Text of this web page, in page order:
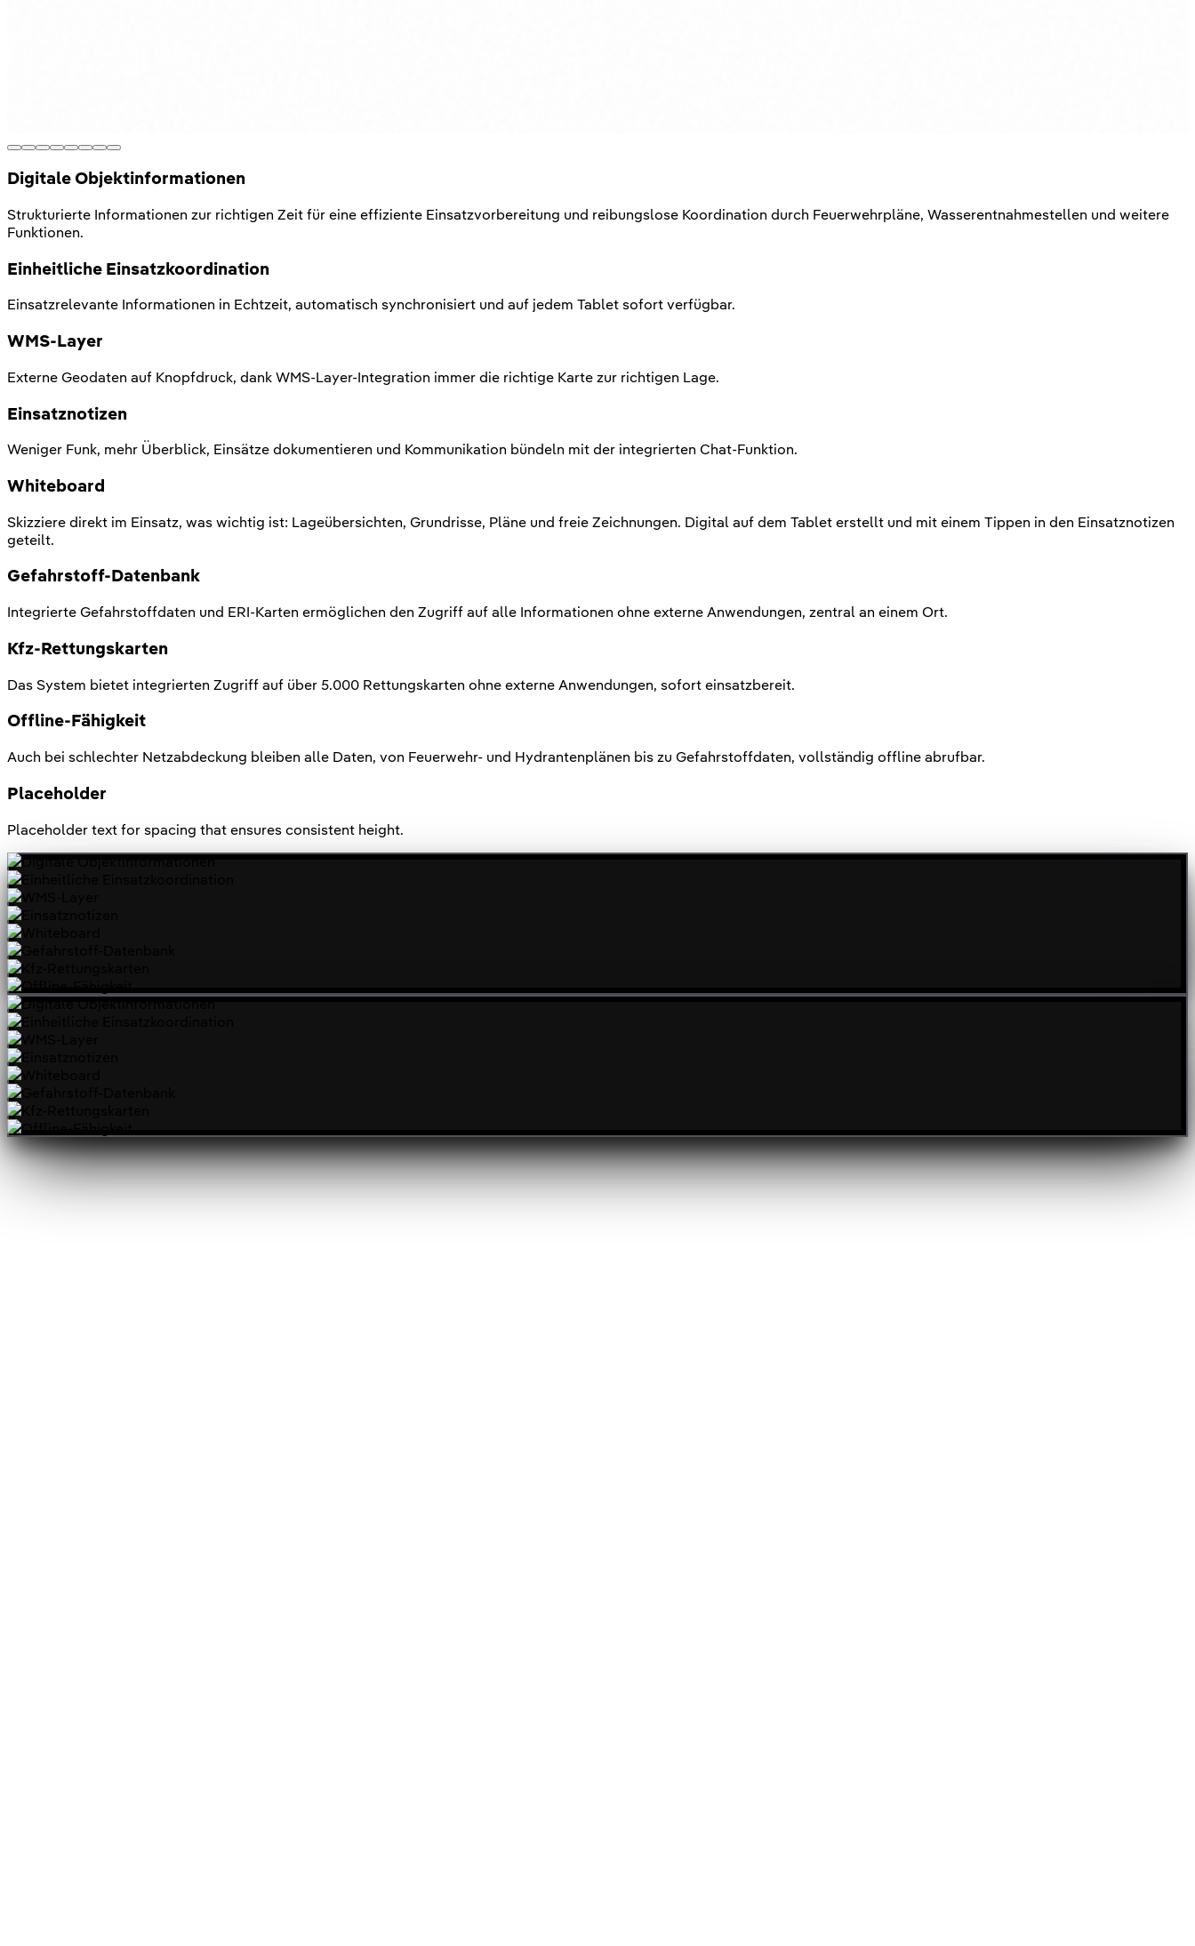
Digitale Objektinformationen
Strukturierte Informationen zur richtigen Zeit für eine effiziente Einsatzvorbereitung und reibungslose Koordination durch Feuerwehrpläne, Wasserentnahmestellen und weitere
Funktionen.
Einheitliche Einsatzkoordination
Einsatzrelevante Informationen in Echtzeit, automatisch synchronisiert und auf jedem Tablet sofort verfügbar.
WMS-Layer
Externe Geodaten auf Knopfdruck, dank WMS-Layer-Integration immer die richtige Karte zur richtigen Lage.
Einsatznotizen
Weniger Funk, mehr Überblick, Einsätze dokumentieren und Kommunikation bündeln mit der integrierten Chat-Funktion.
Whiteboard
Skizziere direkt im Einsatz, was wichtig ist: Lageübersichten, Grundrisse, Pläne und freie Zeichnungen. Digital auf dem Tablet erstellt und mit einem Tippen in den Einsatznotizen
geteilt.
Gefahrstoff-Datenbank
Integrierte Gefahrstoffdaten und ERI-Karten ermöglichen den Zugriff auf alle Informationen ohne externe Anwendungen, zentral an einem Ort.
Kfz-Rettungskarten
Das System bietet integrierten Zugriff auf über 5.000 Rettungskarten ohne externe Anwendungen, sofort einsatzbereit.
Offline-Fähigkeit
Auch bei schlechter Netzabdeckung bleiben alle Daten, von Feuerwehr- und Hydrantenplänen bis zu Gefahrstoffdaten, vollständig offline abrufbar.
Placeholder
Placeholder text for spacing that ensures consistent height.